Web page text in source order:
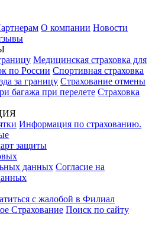
О компании Новости
Медицинская страховка для
по России Спортивная страховка
за границу Страхование отмены
багажа при перелете Страховка
Информация по страхованию.
защиты
данных Согласие на
с жалобой в Филиал
Страхование Поиск по сайту